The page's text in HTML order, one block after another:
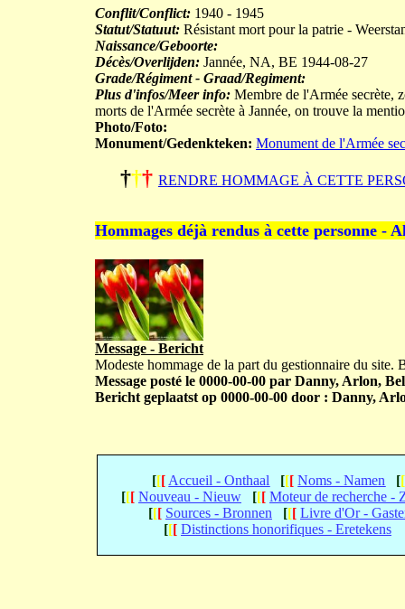
Conflit/Conflict: 1940 - 1945
Statut/Statuut: Résistant mort pour la patrie -
Naissance/Geboorte:
Décès/Overlijden: Jannée, NA, BE 1944-08-27
Grade/Régiment - Graad/Regiment:
Plus d'infos/Meer info: Membre de l'Armée secrète,
morts de l'Armée secrète à Jannée, on trouve la
Photo/Foto:
Monument/Gedenkteken: Monument de l'Armée
††† RENDRE HOMMAGE À CETTE
Hommages déjà rendus à cette personne -
Message - Bericht
Modeste hommage de la part du gestionnaire du site.
Message posté le 0000-00-00 par Danny, Arlon,
Bericht geplaatst op 0000-00-00 door : Danny,
[[[ Accueil - Onthaal [[[ Noms - Namen [[
[[[ Nouveau - Nieuw [[[ Moteur de recherche -
[[[ Sources - Bronnen [[[ Livre d'Or -
[[[ Distinctions honorifiques - Eretekens